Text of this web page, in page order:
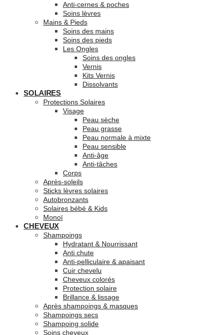
Anti-cernes & poches
Soins lèvres
Mains & Pieds
Soins des mains
Soins des pieds
Les Ongles
Soins des ongles
Vernis
Kits Vernis
Dissolvants
SOLAIRES
Protections Solaires
Visage
Peau sèche
Peau grasse
Peau normale à mixte
Peau sensible
Anti-âge
Anti-tâches
Corps
Après-soleils
Sticks lèvres solaires
Autobronzants
Solaires bébé & Kids
Monoï
CHEVEUX
Shampoings
Hydratant & Nourrissant
Anti chute
Anti-pelliculaire & apaisant
Cuir chevelu
Cheveux colorés
Protection solaire
Brillance & lissage
Après shampoings & masques
Shampoings secs
Shampoing solide
Soins cheveux